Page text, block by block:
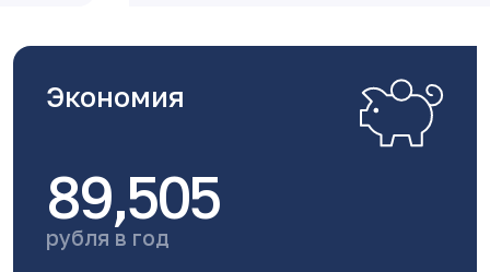
Экономия
89,505
рубля в год